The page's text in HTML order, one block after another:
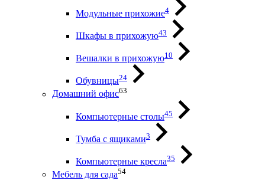
Модульные прихожие4
Шкафы в прихожую43
Вешалки в прихожую10
Обувницы24
Домашний офис63
Компьютерные столы45
Тумба с ящиками3
Компьютерные кресла35
Мебель для сада54